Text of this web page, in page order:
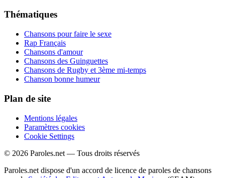
Thématiques
Chansons pour faire le sexe
Rap Français
Chansons d'amour
Chansons des Guinguettes
Chansons de Rugby et 3ème mi-temps
Chanson bonne humeur
Plan de site
Mentions légales
Paramètres cookies
Cookie Settings
© 2026 Paroles.net — Tous droits réservés
Paroles.net dispose d'un accord de licence de paroles de chansons